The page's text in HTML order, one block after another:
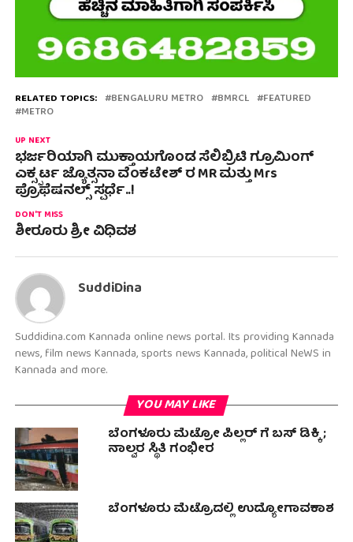
RELATED TOPICS: BENGALURU METRO BMRCL FEATURED
METRO
UP NEXT
ಭರ್ಜರಿಯಾಗಿ ಮುಕ್ತಾಯಗೊಂಡ ಸೆಲಿಬ್ರಿಟಿ ಗ್ರೂಮಿಂಗ್
ಎಕ್ಸ್ಪರ್ಟ ಜ್ಯೊತ್ಸನಾ ವೆಂಕಟೇಶ್ ರ MR ಮತ್ತು Mrs
ಪ್ರೊಫೆಷನಲ್ಸ್ ಸ್ಪರ್ಧೆ..!
DON'T MISS
ಶೀರೂರು ಶ್ರೀ ವಿಧಿವಶ
SuddiDina
Suddidina.com Kannada online news portal. Its providing Kannada
news, film news Kannada, sports news Kannada, political NeWS in
Kannada and more.
YOU MAY LIKE
ಬೆಂಗಳೂರು ಮೆಟ್ರೋ ಪಿಲ್ಲರ್ ಗೆ ಬಸ್ ಡಿಕ್ಕಿ ;
ನಾಲ್ವರ ಸ್ಥಿತಿ ಗಂಭೀರ
ಬೆಂಗಳೂರು ಮೆಟ್ರೊದಲ್ಲಿ ಉದ್ಯೋಗಾವಕಾಶ